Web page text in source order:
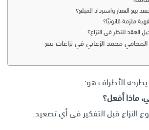
بيع العقار واسترداد المبلغ؟
ملزمة قانونيًا؟
العقد للنظر في النزاع؟
محمد الزعابي في نزاعات بيع
الأطراف هو:
ماذا أفعل؟
النزاع قبل التفكير في أي تصعيد.